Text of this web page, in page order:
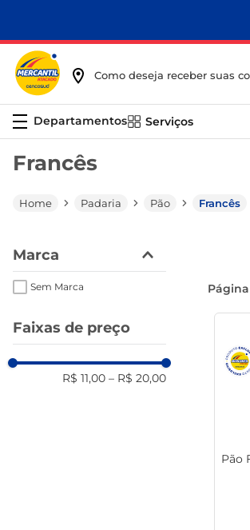
Como deseja receber suas
Serviços
Francês
Padaria Pão Francês
Marca
Sem Marca
Faixas de preço
R$ 11,00 – R$ 20,00
Página
Pão